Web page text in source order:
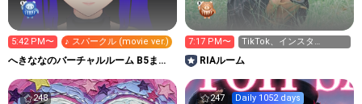
5:42 PM〜 ♪ スパークル (movie ver.)
へきななのバーチャルルーム B5まで
7:17 PM〜
TikTok、インスタ
RIAルーム
248 247 Daily 1052 days